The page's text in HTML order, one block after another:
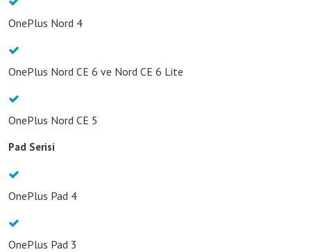
OnePlus Nord 4
OnePlus Nord CE 6 ve Nord CE 6 Lite
OnePlus Nord CE 5
Pad Serisi
OnePlus Pad 4
OnePlus Pad 3